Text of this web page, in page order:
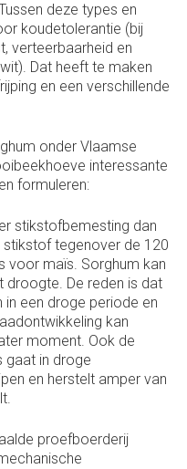
deze types en
koudetolerantie (bij
verteerbaarheid en
Dat heeft te maken
en een verschillende
onder Vlaamse
interessante
formuleren:
stikstofbemesting dan
tegenover de 120
voor maïs. Sorghum kan
De reden is dat
in een droge periode en
kan
moment. Ook de
gaat in droge
en herstelt amper van
proefboerderij